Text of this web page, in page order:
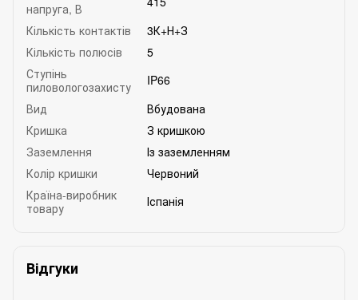
напруга, В
Кількість контактів
3К+Н+З
Кількість полюсів
5
Ступінь
пиловологозахисту
IP66
Вид
Вбудована
Кришка
З кришкою
Заземлення
Із заземленням
Колір кришки
Червоний
Країна-виробник
товару
Іспанія
Відгуки